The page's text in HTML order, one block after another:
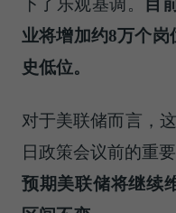
下了乐观基调。
目
业将增加约8万个
史低位。
对于美联储而言，
日政策会议前的重要
预期美联储将继续